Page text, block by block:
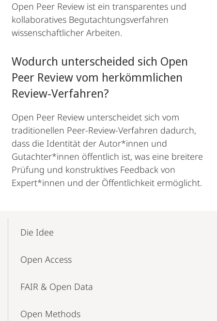
Open Peer Review ist ein transparentes und
kollaboratives Begutachtungsverfahren
wissenschaftlicher Arbeiten.
Wodurch unterscheided sich Open
Peer Review vom herkömmlichen
Review-Verfahren?
Open Peer Review unterscheidet sich vom
traditionellen Peer-Review-Verfahren dadurch,
dass die Identität der Autor*innen und
Gutachter*innen öffentlich ist, was eine breitere
Prüfung und konstruktives Feedback von
Expert*innen und der Öffentlichkeit ermöglicht.
NavigationDie Idee
Open Access
FAIR & Open Data
Open Methods